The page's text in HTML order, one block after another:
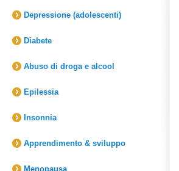
Depressione (adolescenti)
Diabete
Abuso di droga e alcool
Epilessia
Insonnia
Apprendimento & sviluppo
Menopausa